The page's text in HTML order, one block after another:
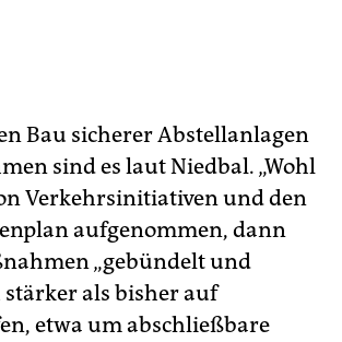
Bau sicherer Abstellanlagen
sind es laut Niedbal. „Wohl
Verkehrsinitiativen und den
aufgenommen, dann
„gebündelt und
als bisher auf
etwa um abschließbare